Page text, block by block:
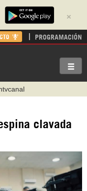
×
PROGRAMACIÓN
+98 921 79 29 404
@nexo_latino
clavada